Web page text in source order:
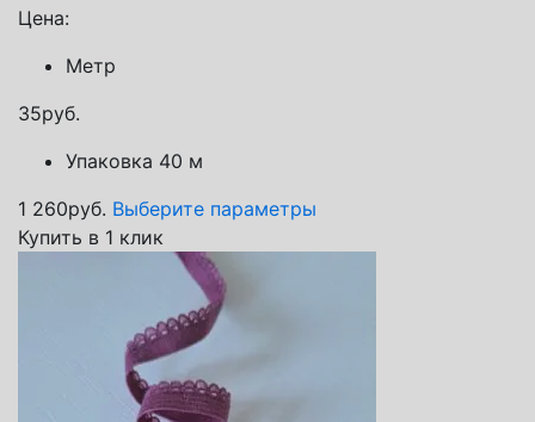
Цена:
Метр
35руб.
Упаковка 40 м
1 260руб. Выберите параметры
Купить в 1 клик